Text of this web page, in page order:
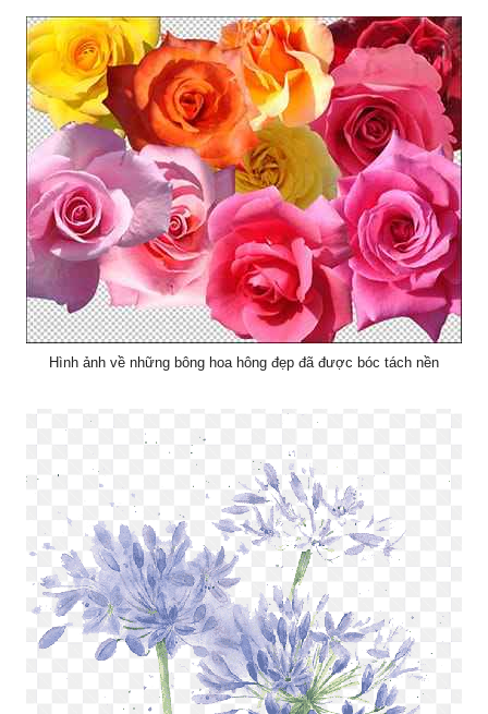
Hình ảnh về những bông hoa hông đẹp đã được bóc tách nền